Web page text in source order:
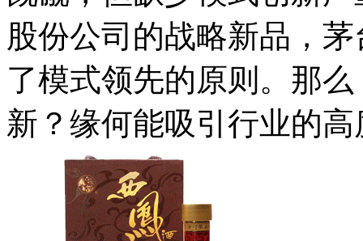
股份公司的战略新品，
了模式领先的原则。那
新？缘何能吸引行业的